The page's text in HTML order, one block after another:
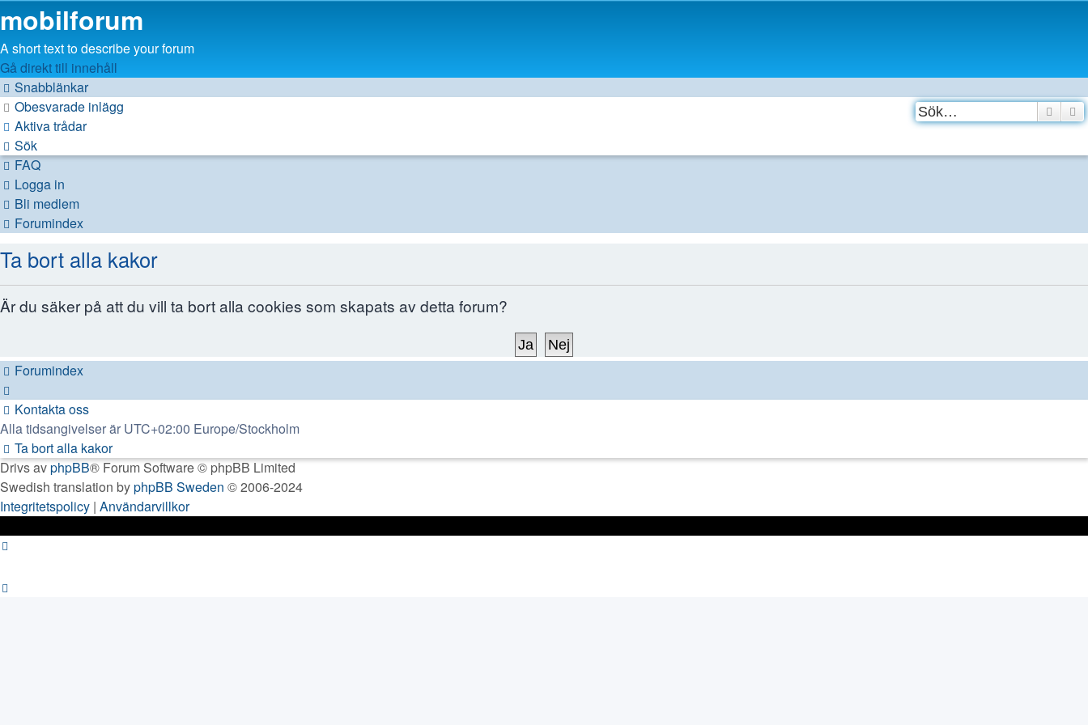
mobilforum
A short text to describe your forum
Gå direkt till innehåll
Sök
Snabblänkar
Obesvarade inlägg
Aktiva trådar
Sök
FAQ
Logga in
Bli medlem
Forumindex
Ta bort alla kakor
Är du säker på att du vill ta bort alla cookies som skapats av detta forum?
Forumindex
Kontakta oss
Alla tidsangivelser är UTC+02:00 Europe/Stockholm
Ta bort alla kakor
Drivs avphpBB® Forum Software © phpBB Limited
Swedish translation byphpBB Sweden © 2006-2024
Integritetspolicy | Användarvillkor